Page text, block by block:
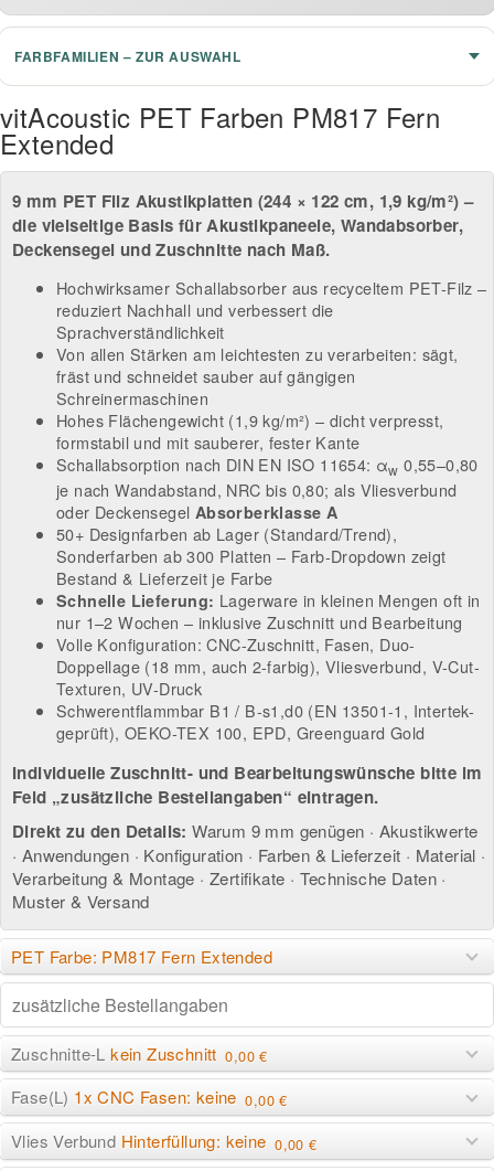
FARBFAMILIEN – ZUR AUSWAHL
vitAcoustic PET Farben PM817 Fern
Extended
9 mm PET Filz Akustikplatten (244 × 122 cm, 1,9 kg/m²) –
die vielseitige Basis für Akustikpaneele, Wandabsorber,
Deckensegel und Zuschnitte nach Maß.
Hochwirksamer Schallabsorber aus recyceltem PET-Filz –
reduziert Nachhall und verbessert die
Sprachverständlichkeit
Von allen Stärken am leichtesten zu verarbeiten: sägt,
fräst und schneidet sauber auf gängigen
Schreinermaschinen
Hohes Flächengewicht (1,9 kg/m²) – dicht verpresst,
formstabil und mit sauberer, fester Kante
Schallabsorption nach DIN EN ISO 11654: αw 0,55–0,80
je nach Wandabstand, NRC bis 0,80; als Vliesverbund
oder Deckensegel Absorberklasse A
50+ Designfarben ab Lager (Standard/Trend),
Sonderfarben ab 300 Platten – Farb-Dropdown zeigt
Bestand & Lieferzeit je Farbe
Schnelle Lieferung: Lagerware in kleinen Mengen oft in
nur 1–2 Wochen – inklusive Zuschnitt und Bearbeitung
Volle Konfiguration: CNC-Zuschnitt, Fasen, Duo-
Doppellage (18 mm, auch 2-farbig), Vliesverbund, V-Cut-
Texturen, UV-Druck
Schwerentflammbar B1 / B-s1,d0 (EN 13501-1, Intertek-
geprüft), OEKO-TEX 100, EPD, Greenguard Gold
Individuelle Zuschnitt- und Bearbeitungswünsche bitte im
Feld „zusätzliche Bestellangaben“ eintragen.
Direkt zu den Details: Warum 9 mm genügen · Akustikwerte
· Anwendungen · Konfiguration · Farben & Lieferzeit · Material ·
Verarbeitung & Montage ·Zertifikate · Technische Daten ·
Muster & Versand
PET Farbe: PM817 Fern Extended
Zuschnitte-Lkein Zuschnitt 0,00 €
Fase(L) 1x CNC Fasen: keine 0,00 €
Vlies Verbund Hinterfüllung: keine 0,00 €